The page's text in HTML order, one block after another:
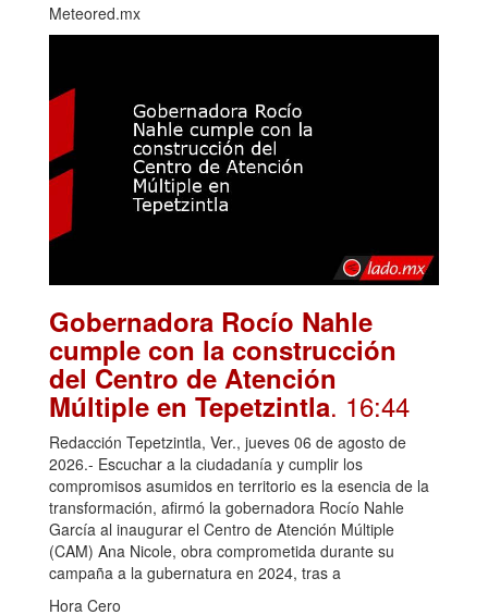
Meteored.mx
Gobernadora Rocío Nahle
cumple con la construcción
del Centro de Atención
Múltiple en Tepetzintla. 16:44
Redacción Tepetzintla, Ver., jueves 06 de agosto de
2026.- Escuchar a la ciudadanía y cumplir los
compromisos asumidos en territorio es la esencia de la
transformación, afirmó la gobernadora Rocío Nahle
García al inaugurar el Centro de Atención Múltiple
(CAM) Ana Nicole, obra comprometida durante su
campaña a la gubernatura en 2024, tras a
Hora Cero